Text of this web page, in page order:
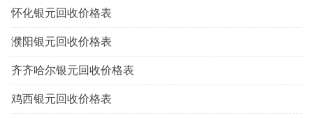
怀化银元回收价格表
濮阳银元回收价格表
齐齐哈尔银元回收价格表
鸡西银元回收价格表